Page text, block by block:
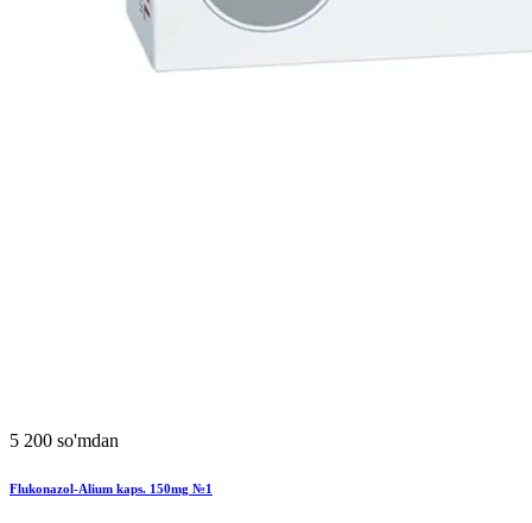
5 200 so'mdan
Flukonazol-Alium kaps. 150mg №1